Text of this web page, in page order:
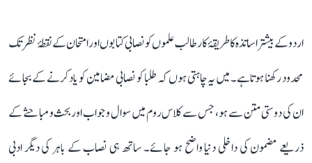
اردو کے بیشتر اساتذہ کا طریقۂ کار طالب علموں کو نصابی کتابوں اور امتحان کے نقطۂ نظر تک
محدود رکھنا ہوتا ہے۔ میں یہ چاہتی ہوں کہ طلبا کو نصابی مضامین کو یاد کرنے کے بجائے
ان کی دوستی متن سے ہو، جس سے کلاس روم میں سوال و جواب اوربحث و مباحثے کے
ذریعے مضمون کی داخلی دنیا واضح ہو جائے۔ ساتھ ہی نصاب کے باہر کی دیگر ادبی